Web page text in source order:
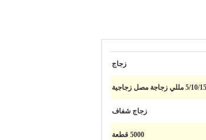
زجاج
زجاجة مصل زجاجية
زجاج شفاف
5000 قطعة